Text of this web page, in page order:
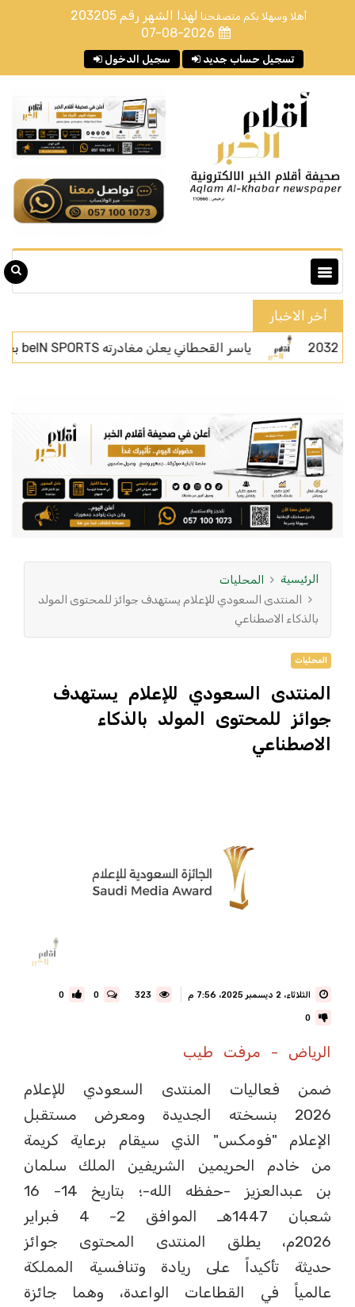
أهلا وسهلا بكم متصفحنا لهذا الشهر رقم 203205
07-08-2026
سجيل الدخول تسجيل حساب جديد
أخر الاخبار
ياسر القحطاني يعلن مغادرته beIN SPORTS بعد أربعة أعوام من الحضور الإعلامي
الرئيسية
المحليات
المنتدى السعودي للإعلام يستهدف جوائز للمحتوى المولد
بالذكاء الاصطناعي
المحليات
المنتدى السعودي للإعلام يستهدف
جوائز للمحتوى المولد بالذكاء
الاصطناعي
الثلاثاء، 2 ديسمبر 2025، 7:56 م 0
0
0
الرياض - مرفت طيب
ضمن فعاليات المنتدى السعودي للإعلام
2026 بنسخته الجديدة ومعرض مستقبل
الإعلام "فومكس" الذي سيقام برعاية كريمة
من خادم الحريمين الشريفين الملك سلمان
بن عبدالعزيز -حفظه الله-؛ بتاريخ 14- 16
شعبان 1447هـ الموافق 2- 4 فبراير
2026م، يطلق المنتدى المحتوى جوائز
حديثة تأكيداً على ريادة وتنافسية المملكة
عالمياً في القطاعات الواعدة، وهما جائزة